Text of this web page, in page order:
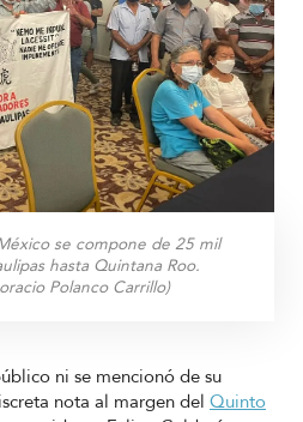
se compone de 25 mil
hasta Quintana Roo.
Polanco Carrillo)
ni se mencionó de su
nota al margen del Quinto